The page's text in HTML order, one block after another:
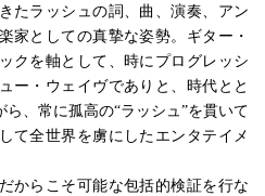
たラッシュの詞、曲、演奏、アン
家としての真摯な姿勢。ギター・
クを軸として、時にプログレッシ
ー・ウェイヴでありと、時代とと
、常に孤高の“ラッシュ”を貫いて
て全世界を虜にしたエンタテイメ
からこそ可能な包括的検証を行な